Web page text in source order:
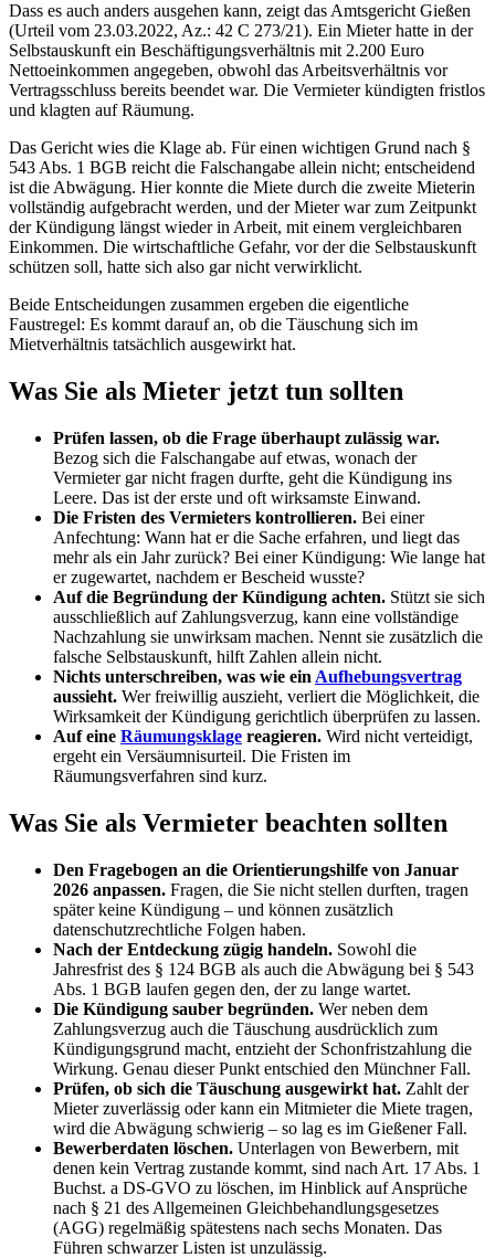
Dass es auch anders ausgehen kann, zeigt das Amtsgericht Gießen
(Urteil vom 23.03.2022, Az.: 42 C 273/21). Ein Mieter hatte in der
Selbstauskunft ein Beschäftigungsverhältnis mit 2.200 Euro
Nettoeinkommen angegeben, obwohl das Arbeitsverhältnis vor
Vertragsschluss bereits beendet war. Die Vermieter kündigten fristlos
und klagten auf Räumung.
Das Gericht wies die Klage ab. Für einen wichtigen Grund nach §
543 Abs. 1 BGB reicht die Falschangabe allein nicht; entscheidend
ist die Abwägung. Hier konnte die Miete durch die zweite Mieterin
vollständig aufgebracht werden, und der Mieter war zum Zeitpunkt
der Kündigung längst wieder in Arbeit, mit einem vergleichbaren
Einkommen. Die wirtschaftliche Gefahr, vor der die Selbstauskunft
schützen soll, hatte sich also gar nicht verwirklicht.
Beide Entscheidungen zusammen ergeben die eigentliche
Faustregel: Es kommt darauf an, ob die Täuschung sich im
Mietverhältnis tatsächlich ausgewirkt hat.
Was Sie als Mieter jetzt tun sollten
Prüfen lassen, ob die Frage überhaupt zulässig war.
Bezog sich die Falschangabe auf etwas, wonach der
Vermieter gar nicht fragen durfte, geht die Kündigung ins
Leere. Das ist der erste und oft wirksamste Einwand.
Die Fristen des Vermieters kontrollieren. Bei einer
Anfechtung: Wann hat er die Sache erfahren, und liegt das
mehr als ein Jahr zurück? Bei einer Kündigung: Wie lange hat
er zugewartet, nachdem er Bescheid wusste?
Auf die Begründung der Kündigung achten. Stützt sie sich
ausschließlich auf Zahlungsverzug, kann eine vollständige
Nachzahlung sie unwirksam machen. Nennt sie zusätzlich die
falsche Selbstauskunft, hilft Zahlen allein nicht.
Nichts unterschreiben, was wie ein Aufhebungsvertrag
aussieht. Wer freiwillig auszieht, verliert die Möglichkeit, die
Wirksamkeit der Kündigung gerichtlich überprüfen zu lassen.
Auf eine Räumungsklage reagieren. Wird nicht verteidigt,
ergeht ein Versäumnisurteil. Die Fristen im
Räumungsverfahren sind kurz.
Was Sie als Vermieter beachten sollten
Den Fragebogen an die Orientierungshilfe von Januar
2026 anpassen. Fragen, die Sie nicht stellen durften, tragen
später keine Kündigung – und können zusätzlich
datenschutzrechtliche Folgen haben.
Nach der Entdeckung zügig handeln. Sowohl die
Jahresfrist des § 124 BGB als auch die Abwägung bei § 543
Abs. 1 BGB laufen gegen den, der zu lange wartet.
Die Kündigung sauber begründen. Wer neben dem
Zahlungsverzug auch die Täuschung ausdrücklich zum
Kündigungsgrund macht, entzieht der Schonfristzahlung die
Wirkung. Genau dieser Punkt entschied den Münchner Fall.
Prüfen, ob sich die Täuschung ausgewirkt hat. Zahlt der
Mieter zuverlässig oder kann ein Mitmieter die Miete tragen,
wird die Abwägung schwierig – so lag es im Gießener Fall.
Bewerberdaten löschen. Unterlagen von Bewerbern, mit
denen kein Vertrag zustande kommt, sind nach Art. 17 Abs. 1
Buchst. a DS-GVO zu löschen, im Hinblick auf Ansprüche
nach § 21 des Allgemeinen Gleichbehandlungsgesetzes
(AGG) regelmäßig spätestens nach sechs Monaten. Das
Führen schwarzer Listen ist unzulässig.